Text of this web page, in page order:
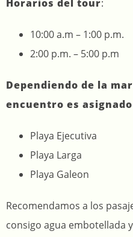
Horarios del tour:
10:00 a.m – 1:00 p.m.
2:00 p.m. – 5:00 p.m
Dependiendo de la
encuentro es
Playa Ejecutiva
Playa Larga
Playa Galeon
Recomendamos a los
consigo agua embotellada